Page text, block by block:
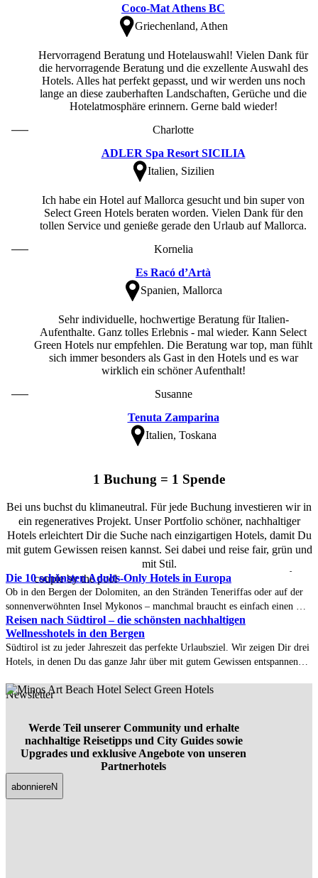
Coco-Mat Athens BC
Griechenland, Athen
Hervorragend Beratung und Hotelauswahl! Vielen Dank für
die hervorragende Beratung und die exzellente Auswahl des
Hotels. Alles hat perfekt gepasst, und wir werden uns noch
lange an diese zauberhaften Landschaften, Gerüche und die
Hotelatmosphäre erinnern. Gerne bald wieder!
Charlotte
ADLER Spa Resort SICILIA
Italien, Sizilien
Ich habe ein Hotel auf Mallorca gesucht und bin super von
Select Green Hotels beraten worden. Vielen Dank für den
tollen Service und genieße gerade den Urlaub auf Mallorca.
Kornelia
Es Racó d’Artà
Spanien, Mallorca
Sehr individuelle, hochwertige Beratung für Italien-
Aufenthalte. Ganz tolles Erlebnis - mal wieder. Kann Select
Green Hotels nur empfehlen. Die Beratung war top, man fühlt
sich immer besonders als Gast in den Hotels und es war
wirklich ein schöner Aufenthalt!
Susanne
Tenuta Zamparina
Italien, Toskana
1 Buchung = 1 Spende
Bei uns buchst du klimaneutral. Für jede Buchung investieren wir in
ein regeneratives Projekt. Unser Portfolio schöner, nachhaltiger
Hotels erleichtert Dir die Suche nach einzigartigen Hotels, damit Du
mit gutem Gewissen reisen kannst. Sei dabei und reise fair, grün und
mit Stil.
Die 10 schönsten Adults-Only Hotels in Europa
Ob in den Bergen der Dolomiten, an den Stränden Teneriffas oder auf der
sonnenverwöhnten Insel Mykonos – manchmal braucht es einfach einen Ort,
an dem alles ein wenig ruhiger ist. Ein Adults-Only Hotel bietet genau das
Reisen nach Südtirol – die schönsten nachhaltigen
Wellnesshotels in den Bergen
Südtirol ist zu jeder Jahreszeit das perfekte Urlaubsziel. Wir zeigen Dir drei
Hotels, in denen Du das ganze Jahr über mit gutem Gewissen entspannen
Newsletter
Werde Teil unserer Community und erhalte
nachhaltige Reisetipps und City Guides sowie
Upgrades und exklusive Angebote von unseren
Partnerhotels
abonniereN